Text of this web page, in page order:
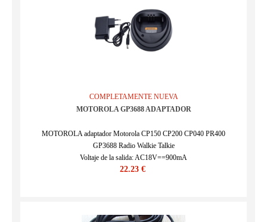
COMPLETAMENTE NUEVA
MOTOROLA GP3688 ADAPTADOR
MOTOROLA adaptador Motorola CP150 CP200 CP040 PR400
GP3688 Radio Walkie Talkie
Voltaje de la salida: AC18V==900mA
SKU : ECN12877_Altri
22.23 €